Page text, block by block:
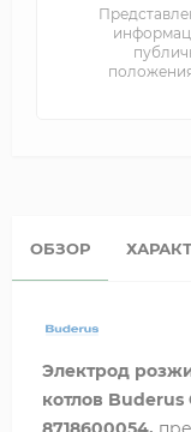
ОБЗОР
Электрод
котлов Buderus